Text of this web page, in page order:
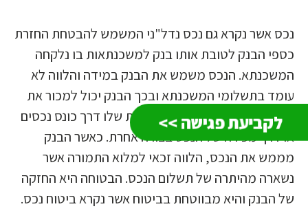
לקביעת פגישה >>
נכס אשר נקרא גם נכס נדל"ני המשמש להבטחת החזרת
כספי הבנק לטובת אותו בנק למשכנתאות בו נלקחה
המשכנתא. הנכס משמש את הבנק במידה והלווה לא
עומד בתשלומי המשכנתא ובכך הבנק יכול למכור את
הנכס ולממש את הזכות הקיניינית שלו דרך כונס נכסים
או דרך מכירה של הנכס בצורה אחרת. כאשר הבנק
מממש את הנכס, הלווה זכאי למלוא התמורה אשר
נשארה מהיתרה של תשלום הנכס. הבטוחה היא החזקה
של הבנק והיא מבווטחת בביטוח אשר נקרא ביטוח נכס.